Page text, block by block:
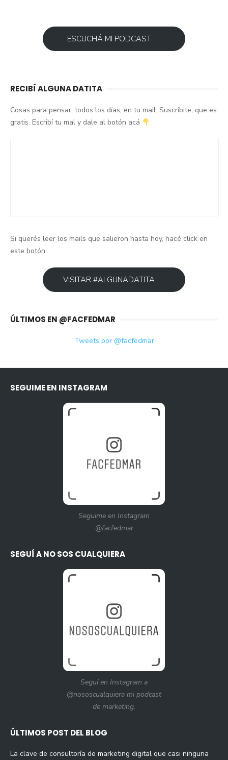
ESCUCHÁ MI PODCAST
RECIBÍ ALGUNA DATITA
Cosas para pensar, todos los días, en tu mail. Suscribite, que es
gratis. Escribí tu mal y dale al botón acá
Si querés leer los mails que salieron hasta hoy, hacé click en
este botón:
VISITAR #ALGUNADATITA
ÚLTIMOS EN @FACFEDMAR
Tweets por @facfedmar
SEGUIME EN INSTAGRAM
Seguime en Instagram
@facfedmar
SEGUÍ A NO SOS CUALQUIERA
Seguí en Instagram a
@nososcualquiera mi podcast
de marketing.
ÚLTIMOS POST DEL BLOG
La clave de consultoría de marketing digital que casi ninguna